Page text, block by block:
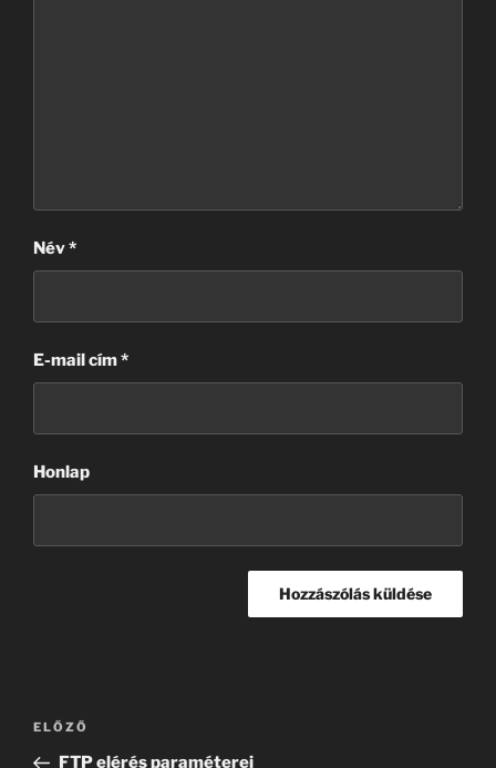
Név*
E-mail cím*
Honlap
Bejegyzés
Korábbi
bejegyzés
ELŐZŐ
FTP elérés paraméterei